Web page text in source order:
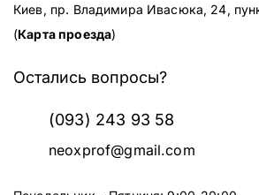
Киев, пр. Владимира Ивасюка, 24,
(Карта проезда)
Остались вопросы?
(093) 243 93 58
neoxprof@gmail.com